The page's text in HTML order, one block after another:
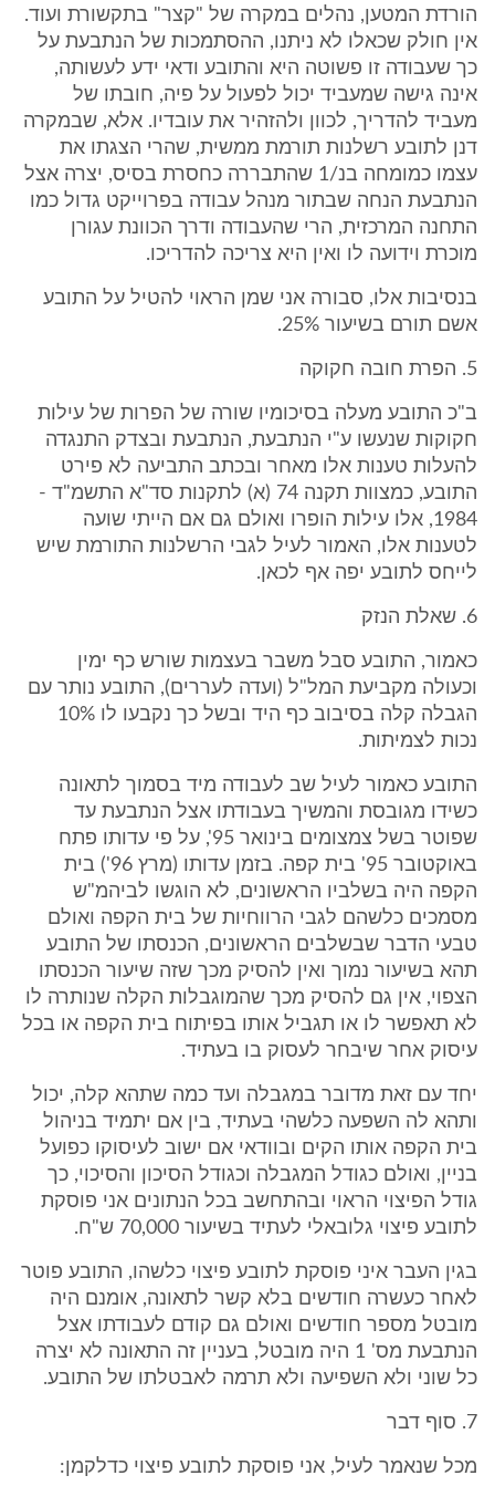
הורדת המטען, נהלים במקרה של "קצר" בתקשורת ועוד.
אין חולק שכאלו לא ניתנו, ההסתמכות של הנתבעת על
כך שעבודה זו פשוטה היא והתובע ודאי ידע לעשותה,
אינה גישה שמעביד יכול לפעול על פיה, חובתו של
מעביד להדריך, לכוון ולהזהיר את עובדיו. אלא, שבמקרה
דנן לתובע רשלנות תורמת ממשית, שהרי הצגתו את
עצמו כמומחה בנ/1 שהתבררה כחסרת בסיס, יצרה אצל
הנתבעת הנחה שבתור מנהל עבודה בפרוייקט גדול כמו
התחנה המרכזית, הרי שהעבודה ודרך הכוונת עגורן
מוכרת וידועה לו ואין היא צריכה להדריכו.
בנסיבות אלו, סבורה אני שמן הראוי להטיל על התובע
אשם תורם בשיעור 25%.
5. הפרת חובה חקוקה
ב"כ התובע מעלה בסיכומיו שורה של הפרות של עילות
חקוקות שנעשו ע"י הנתבעת, הנתבעת ובצדק התנגדה
להעלות טענות אלו מאחר ובכתב התביעה לא פירט
התובע, כמצוות תקנה 74 (א) לתקנות סד"א התשמ"ד -
1984, אלו עילות הופרו ואולם גם אם הייתי שועה
לטענות אלו, האמור לעיל לגבי הרשלנות התורמת שיש
לייחס לתובע יפה אף לכאן.
6. שאלת הנזק
כאמור, התובע סבל משבר בעצמות שורש כף ימין
וכעולה מקביעת המל"ל (ועדה לעררים), התובע נותר עם
הגבלה קלה בסיבוב כף היד ובשל כך נקבעו לו 10%
נכות לצמיתות.
התובע כאמור לעיל שב לעבודה מיד בסמוך לתאונה
כשידו מגובסת והמשיך בעבודתו אצל הנתבעת עד
שפוטר בשל צמצומים בינואר 95', על פי עדותו פתח
באוקטובר 95' בית קפה. בזמן עדותו (מרץ 96') בית
הקפה היה בשלביו הראשונים, לא הוגשו לביהמ"ש
מסמכים כלשהם לגבי הרווחיות של בית הקפה ואולם
טבעי הדבר שבשלבים הראשונים, הכנסתו של התובע
תהא בשיעור נמוך ואין להסיק מכך שזה שיעור הכנסתו
הצפוי, אין גם להסיק מכך שהמוגבלות הקלה שנותרה לו
לא תאפשר לו או תגביל אותו בפיתוח בית הקפה או בכל
עיסוק אחר שיבחר לעסוק בו בעתיד.
יחד עם זאת מדובר במגבלה ועד כמה שתהא קלה, יכול
ותהא לה השפעה כלשהי בעתיד, בין אם יתמיד בניהול
בית הקפה אותו הקים ובוודאי אם ישוב לעיסוקו כפועל
בניין, ואולם כגודל המגבלה וכגודל הסיכון והסיכוי, כך
גודל הפיצוי הראוי ובהתחשב בכל הנתונים אני פוסקת
לתובע פיצוי גלובאלי לעתיד בשיעור 70,000 ש"ח.
בגין העבר איני פוסקת לתובע פיצוי כלשהו, התובע פוטר
לאחר כעשרה חודשים בלא קשר לתאונה, אומנם היה
מובטל מספר חודשים ואולם גם קודם לעבודתו אצל
הנתבעת מס' 1 היה מובטל, בעניין זה התאונה לא יצרה
כל שוני ולא השפיעה ולא תרמה לאבטלתו של התובע.
7. סוף דבר
מכל שנאמר לעיל, אני פוסקת לתובע פיצוי כדלקמן: